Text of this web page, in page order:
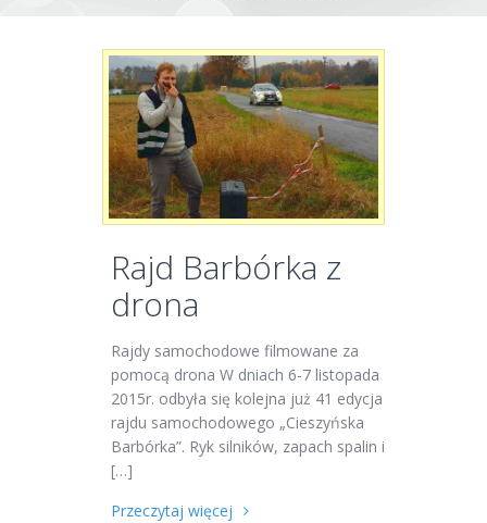
Rajd Barbórka z
drona
Rajdy samochodowe filmowane za
pomocą drona W dniach 6-7 listopada
2015r. odbyła się kolejna już 41 edycja
rajdu samochodowego „Cieszyńska
Barbórka”. Ryk silników, zapach spalin i
[…]
Przeczytaj więcej